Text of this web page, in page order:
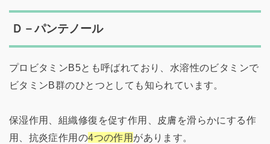
Ｄ－パンテノール
プロビタミンB5とも呼ばれており、水溶性のビタミンで
ビタミンB群のひとつとしても知られています。
保湿作用、組織修復を促す作用、皮膚を滑らかにする作
用、抗炎症作用の4つの作用があります。